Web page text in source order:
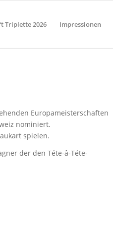
Triplette 2026 Impressionen
Europameisterschaften
nominiert.
spielen.
der den Téte-â-Téte-